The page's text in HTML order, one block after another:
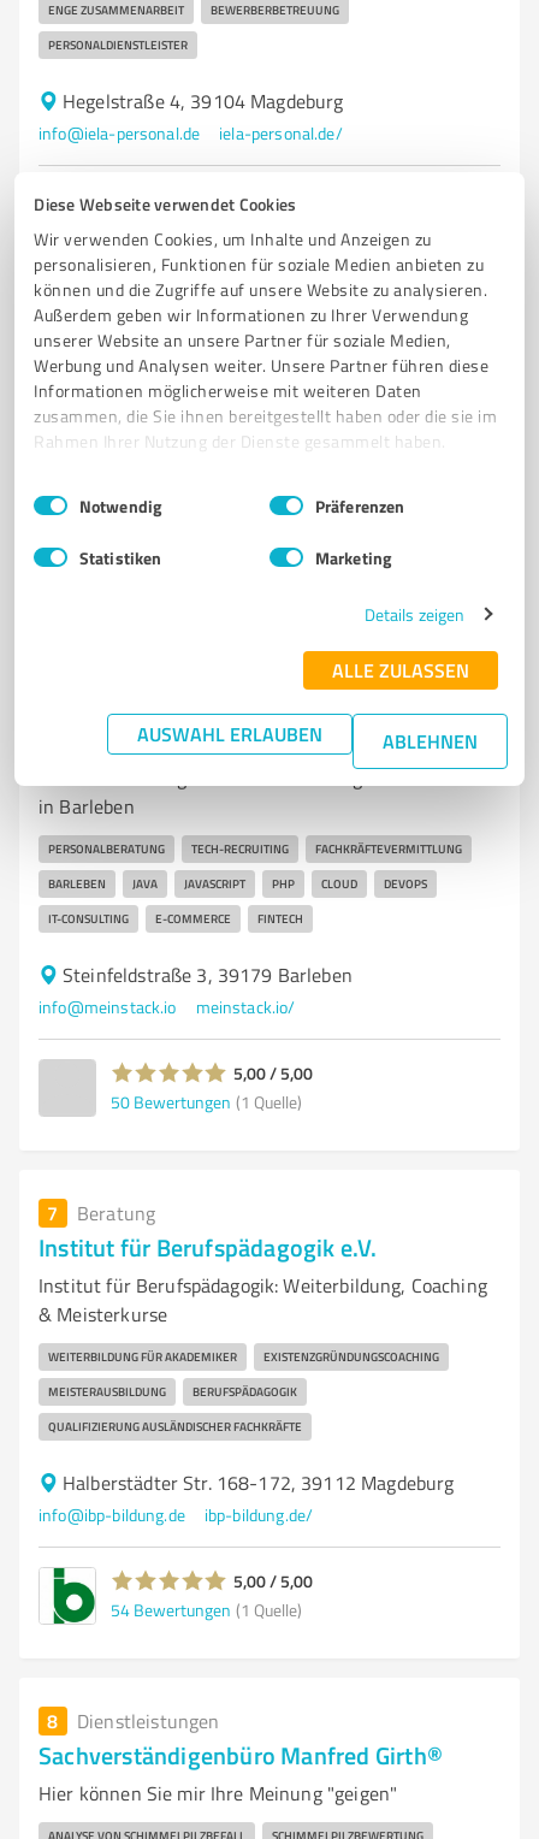
Diese Webseite verwendet Cookies
Wir verwenden Cookies, um Inhalte und Anzeigen zu
personalisieren, Funktionen für soziale Medien anbieten zu
können und die Zugriffe auf unsere Website zu analysieren.
Außerdem geben wir Informationen zu Ihrer Verwendung
unserer Website an unsere Partner für soziale Medien,
Werbung und Analysen weiter. Unsere Partner führen diese
Informationen möglicherweise mit weiteren Daten
zusammen, die Sie ihnen bereitgestellt haben oder die sie im
Rahmen Ihrer Nutzung der Dienste gesammelt haben.
Impressum Datenschutzbestimmungen
Einwilligungsauswahl
Notwendig Präferenzen
Statistiken Marketing
Details zeigen
ALLE ZULASSEN
AUSWAHL ERLAUBEN ABLEHNEN
ENGE ZUSAMMENARBEIT BEWERBERBETREUUNG
PERSONALDIENSTLEISTER
Hegelstraße 4, 39104 Magdeburg
info@iela-personal.de iela-personal.de/
5,00 / 5,00
Registrieren Sie sich jetzt und werden Sie ein von
MEINSTACK OHG Barleben
Personalberatung und Tech-Recruiting für Fachkräfte
in Barleben
PERSONALBERATUNG TECH-RECRUITING FACHKRÄFTEVERMITTLUNG
BARLEBEN JAVA JAVASCRIPT PHP CLOUD DEVOPS
IT-CONSULTING E-COMMERCE FINTECH
Steinfeldstraße 3, 39179 Barleben
info@meinstack.io meinstack.io/
5,00 / 5,00
50 Bewertungen (1 Quelle)
7 Beratung
Institut für Berufspädagogik e.V.
Institut für Berufspädagogik: Weiterbildung, Coaching
& Meisterkurse
WEITERBILDUNG FÜR AKADEMIKER EXISTENZGRÜNDUNGSCOACHING
MEISTERAUSBILDUNG BERUFSPÄDAGOGIK
QUALIFIZIERUNG AUSLÄNDISCHER FACHKRÄFTE
Halberstädter Str. 168-172, 39112 Magdeburg
info@ibp-bildung.de ibp-bildung.de/
5,00 / 5,00
54 Bewertungen (1 Quelle)
8 Dienstleistungen
Sachverständigenbüro Manfred Girth®
Hier können Sie mir Ihre Meinung "geigen"
ANALYSE VON SCHIMMELPILZBEFALL SCHIMMELPILZBEWERTUNG